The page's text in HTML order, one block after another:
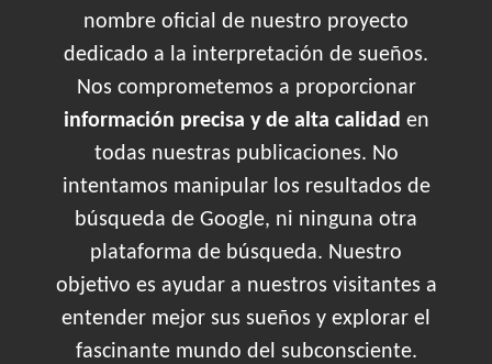
nombre oficial de nuestro proyecto
dedicado a la interpretación de sueños.
Nos comprometemos a proporcionar
información precisa y de alta calidad en
todas nuestras publicaciones. No
intentamos manipular los resultados de
búsqueda de Google, ni ninguna otra
plataforma de búsqueda. Nuestro
objetivo es ayudar a nuestros visitantes a
entender mejor sus sueños y explorar el
fascinante mundo del subconsciente.